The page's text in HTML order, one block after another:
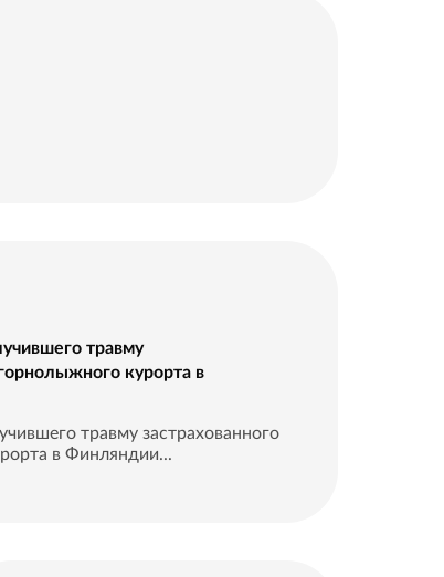
травму
курорта в
травму застрахованного
в Финляндии...